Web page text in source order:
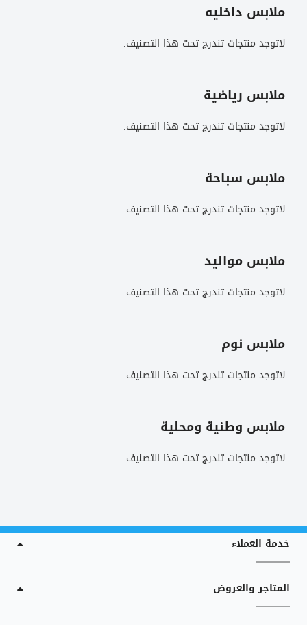
ملابس داخليه
لاتوجد منتجات تندرج تحت هذا التصنيف.
ملابس رياضية
لاتوجد منتجات تندرج تحت هذا التصنيف.
ملابس سباحة
لاتوجد منتجات تندرج تحت هذا التصنيف.
ملابس مواليد
لاتوجد منتجات تندرج تحت هذا التصنيف.
ملابس نوم
لاتوجد منتجات تندرج تحت هذا التصنيف.
ملابس وطنية ومحلية
لاتوجد منتجات تندرج تحت هذا التصنيف.
خدمة العملاء
المتاجر والعروض